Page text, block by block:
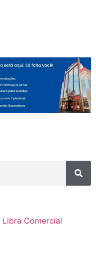
Libra Comercial